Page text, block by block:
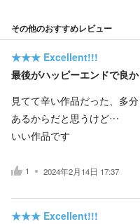
その他のおすすめレビュー
★★★ Excellent!!!
最後がハッピーエンドで良
見てて辛い作品だった、多
あるからだと思うけど…
いい作品です
1 2024年2月14日 17:37
★★★ Excellent!!!